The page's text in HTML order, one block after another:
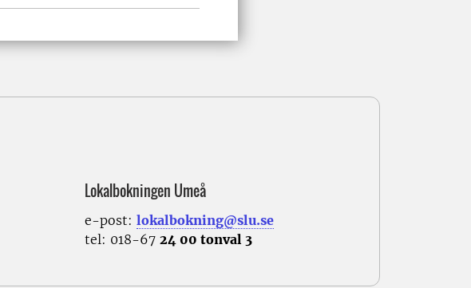
Lokalbokningen Umeå
e-post: lokalbokning@slu.se
tel: 018-67 24 00 tonval 3